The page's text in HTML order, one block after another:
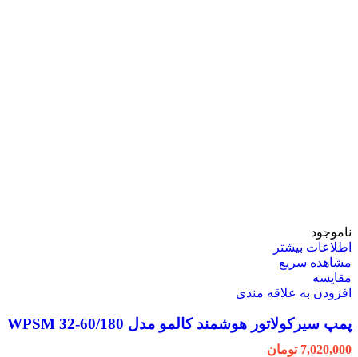
ناموجود
اطلاعات بیشتر
مشاهده سریع
مقایسه
افزودن به علاقه مندی
پمپ سیرکولاتور هوشمند کالمو مدل WPSM 32-60/180
7,020,000 تومان